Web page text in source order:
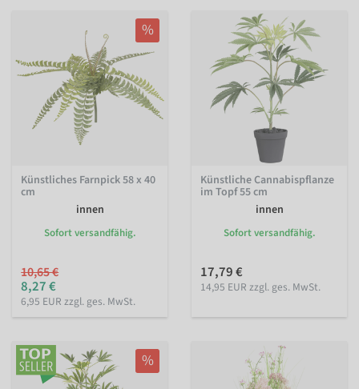
%
Künstliches Farnpick 58 x 40
cm
innen
Sofort versandfähig.
10,65 €
8,27 €
6,95 EUR zzgl. ges. MwSt.
Künstliche Cannabispflanze
im Topf 55 cm
innen
Sofort versandfähig.
17,79 €
14,95 EUR zzgl. ges. MwSt.
%